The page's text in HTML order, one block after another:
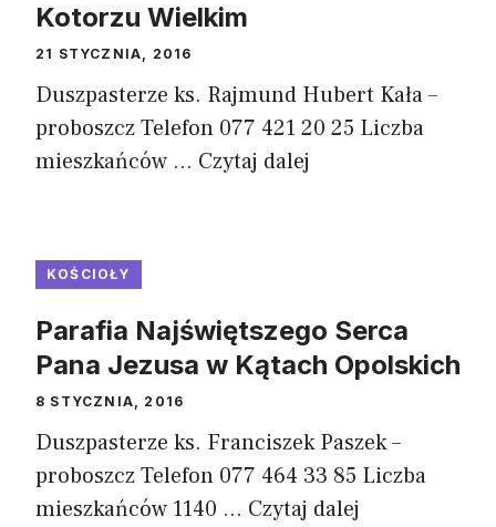
Kotorzu Wielkim
21 STYCZNIA, 2016
Duszpasterze ks. Rajmund Hubert Kała –
proboszcz Telefon 077 421 20 25 Liczba
mieszkańców ... Czytaj dalej
KOŚCIOŁY
Parafia Najświętszego Serca
Pana Jezusa w Kątach Opolskich
8 STYCZNIA, 2016
Duszpasterze ks. Franciszek Paszek –
proboszcz Telefon 077 464 33 85 Liczba
mieszkańców 1140 ... Czytaj dalej